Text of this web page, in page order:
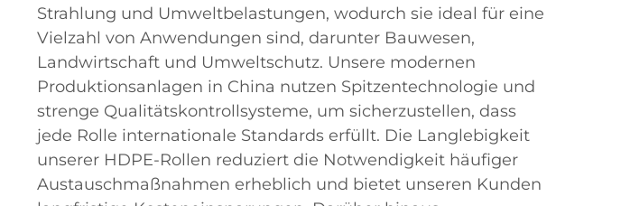
Strahlung und Umweltbelastungen, wodurch sie ideal für eine
Vielzahl von Anwendungen sind, darunter Bauwesen,
Landwirtschaft und Umweltschutz. Unsere modernen
Produktionsanlagen in China nutzen Spitzentechnologie und
strenge Qualitätskontrollsysteme, um sicherzustellen, dass
jede Rolle internationale Standards erfüllt. Die Langlebigkeit
unserer HDPE-Rollen reduziert die Notwendigkeit häufiger
Austauschmaßnahmen erheblich und bietet unseren Kunden